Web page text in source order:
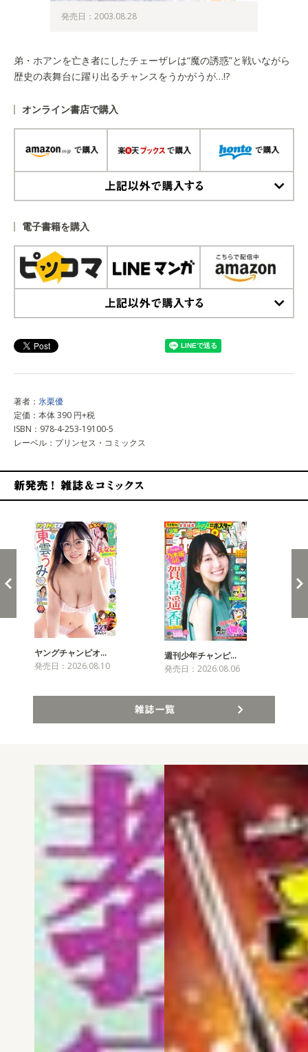
発売日：2003.08.28
弟・ホアンを亡き者にしたチェーザレは“魔の誘惑”と戦いながら
歴史の表舞台に躍り出るチャンスをうかがうが…!?
オンライン書店で購入
電子書籍を購入
著者： 氷栗優
定価：本体 390 円+税
ISBN：978-4-253-19100-5
レーベル：プリンセス・コミックス
ヤングチャンピオ…
発売日：2026.08.10
週刊少年チャンピ…
発売日：2026.08.06